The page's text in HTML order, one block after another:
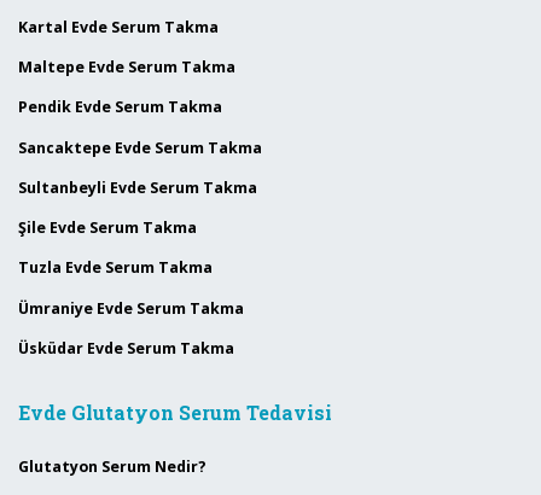
Kartal Evde Serum Takma
Maltepe Evde Serum Takma
Pendik Evde Serum Takma
Sancaktepe Evde Serum Takma
Sultanbeyli Evde Serum Takma
Şile Evde Serum Takma
Tuzla Evde Serum Takma
Ümraniye Evde Serum Takma
Üsküdar Evde Serum Takma
Evde Glutatyon Serum Tedavisi
Glutatyon Serum Nedir?